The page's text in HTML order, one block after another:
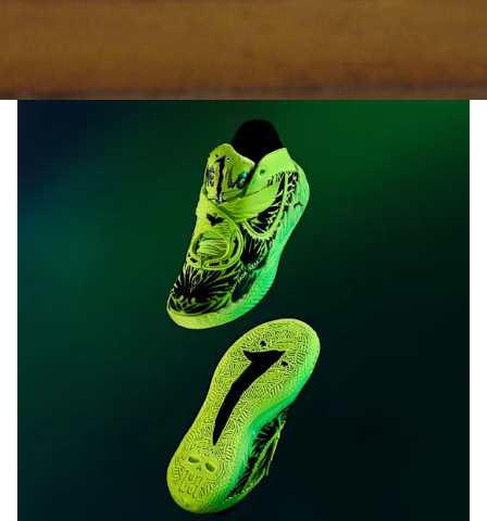
calzado liviano
DETALLES
Calce regular
Empeine redondeado
Nivel máximo de amortiguación
Cubierta en tejido de malla de alta tecnología, con
patrón estampado de las alas características de Melo
Alas moldeadas sobre el mediopié
Suela con diseño que incluye el “1” y una calavera